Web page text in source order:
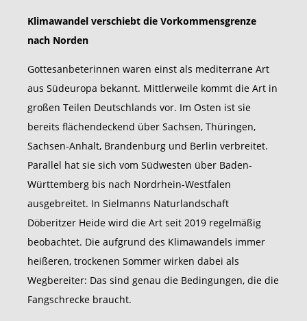
Klimawandel verschiebt die Vorkommensgrenze
nach Norden
Gottesanbeterinnen waren einst als mediterrane Art
aus Südeuropa bekannt. Mittlerweile kommt die Art in
großen Teilen Deutschlands vor. Im Osten ist sie
bereits flächendeckend über Sachsen, Thüringen,
Sachsen-Anhalt, Brandenburg und Berlin verbreitet.
Parallel hat sie sich vom Südwesten über Baden-
Württemberg bis nach Nordrhein-Westfalen
ausgebreitet. In Sielmanns Naturlandschaft
Döberitzer Heide wird die Art seit 2019 regelmäßig
beobachtet. Die aufgrund des Klimawandels immer
heißeren, trockenen Sommer wirken dabei als
Wegbereiter: Das sind genau die Bedingungen, die die
Fangschrecke braucht.